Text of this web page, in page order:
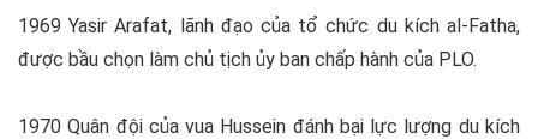
1969 Yasir Arafat, lãnh đạo của tổ chức du kích al-Fatha,
được bầu chọn làm chủ tịch ủy ban chấp hành của PLO.
1970 Quân đội của vua Hussein đánh bại lực lượng du kích